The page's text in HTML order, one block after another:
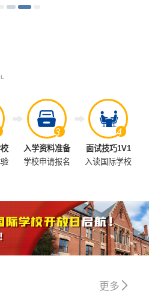
3
入学资料准备
学校申请报名
4
面试技巧1V1
入读国际学校
更多 